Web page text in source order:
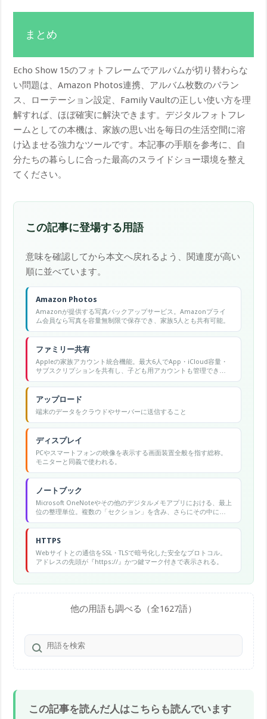
まとめ
Echo Show 15のフォトフレームでアルバムが切り替わらな
い問題は、Amazon Photos連携、アルバム枚数のバラン
ス、ローテーション設定、Family Vaultの正しい使い方を理
解すれば、ほぼ確実に解決できます。デジタルフォトフレ
ームとしての本機は、家族の思い出を毎日の生活空間に溶
け込ませる強力なツールです。本記事の手順を参考に、自
分たちの暮らしに合った最高のスライドショー環境を整え
てください。
この記事に登場する用語
意味を確認してから本文へ戻れるよう、関連度が高い
順に並べています。
Amazon Photos
Amazonが提供する写真バックアップサービス。Amazonプライ
ム会員なら写真を容量無制限で保存でき、家族5人とも共有可能。
ファミリー共有
Appleの家族アカウント統合機能。最大6人でApp・iCloud容量・
サブスクリプションを共有し、子ども用アカウントも管理でき
る。
アップロード
端末のデータをクラウドやサーバーに送信すること
ディスプレイ
PCやスマートフォンの映像を表示する画面装置全般を指す総称。
モニターと同義で使われる。
ノートブック
Microsoft OneNoteやその他のデジタルメモアプリにおける、最上
位の整理単位。複数の「セクション」を含み、さらにその中に
「ページ」が存在するツリー構造になっています。個人用・仕事
用など目的別に複数のノートブックを作成して使い分けます。
HTTPS
Webサイトとの通信をSSL・TLSで暗号化した安全なプロトコル。
アドレスの先頭が『https://』かつ鍵マーク付きで表示される。
他の用語も調べる（全1627語）
この記事を読んだ人はこちらも読んでいます